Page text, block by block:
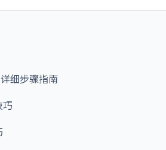
细步骤指南
巧